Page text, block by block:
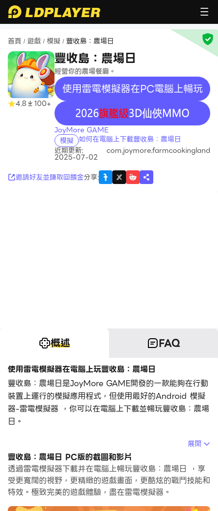
首頁 / 遊戲 / 模擬 / 豐收島：農場日
4.8 100+
豐收島：農場日
經營你的農場餐廳。
使用雷電模擬器在PC電腦上暢玩
recommend
JoyMore GAME
模擬 如何在電腦上下載豐收島：農場日
近期更新:
2025-07-02
com.joymore.farmcookingland
邀請好友並賺取回饋金分享:
概述 FAQ
使用雷電模擬器在電腦上玩豐收島：農場日
豐收島：農場日是JoyMore GAME開發的一款能夠在行動
裝置上運行的模擬應用程式，但使用最好的Android 模擬
器-雷電模擬器 ，你可以在電腦上下載並暢玩豐收島：農場
日。
在電腦上運行豐收島：農場日，您可以在大螢幕上清晰地瀏
覽, 而用滑鼠和鍵盤操控應用程式比用觸摸屏鍵盤要快得
多，同時你將永遠不必擔心設備的電量問題。
通過多開和同步功能，你甚至可以在PC上運行多個應用程
展開
豐收島：農場日 PC版的截圖和影片
透過雷電模擬器下載并在電腦上暢玩豐收島：農場日 ，享
受更寬闊的視野，更精緻的遊戲畫面，更酷炫的戰鬥技能和
特效。極致完美的遊戲體驗，盡在雷電模擬器。